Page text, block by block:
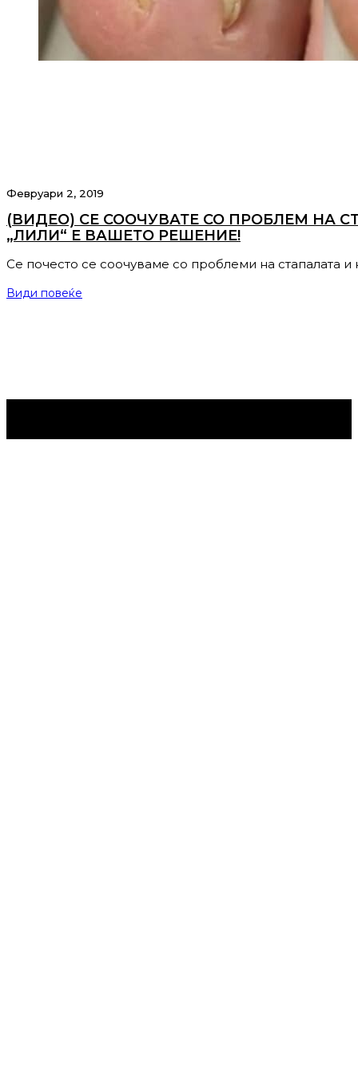
Февруари 2, 2019
(ВИДЕО) СЕ СООЧУВАТЕ СО ПРОБЛЕМ НА
„ЛИЛИ“ Е ВАШЕТО РЕШЕНИЕ!
Се почесто се соочуваме со проблеми на стaпалата и
Види повеќе